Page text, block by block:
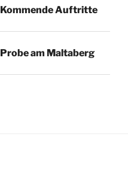
Kommende Auftritte
Probe am Maltaberg